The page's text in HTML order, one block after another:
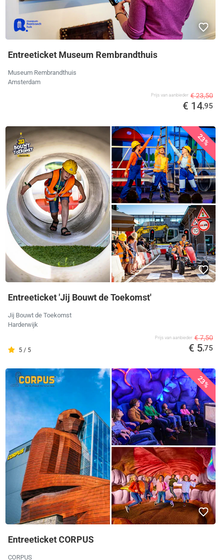
Entreeticket Museum Rembrandthuis
Museum Rembrandthuis
Amsterdam
Prijs van aanbieder € 23,50
€ 14,95
23%
Entreeticket 'Jij Bouwt de Toekomst'
Jij Bouwt de Toekomst
Harderwijk
5 / 5
Prijs van aanbieder € 7,50
€ 5,75
23%
Entreeticket CORPUS
CORPUS